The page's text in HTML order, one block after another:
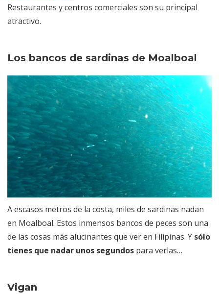
Restaurantes y centros comerciales son su principal
atractivo.
Los bancos de sardinas de Moalboal
A escasos metros de la costa, miles de sardinas nadan
en Moalboal. Estos inmensos bancos de peces son una
de las cosas más alucinantes que ver en Filipinas. Y sólo
tienes que nadar unos segundos para verlas…
Vigan